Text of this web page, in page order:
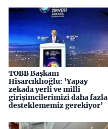
TOBB Başkanı
Hisarcıklıoğlu: 'Yapay
zekada yerli ve milli
girişimcilerimizi daha fazla
desteklememiz gerekiyor'